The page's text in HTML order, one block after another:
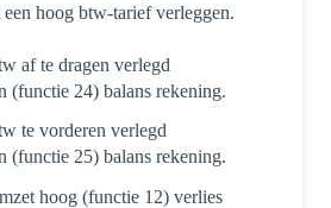
hoog btw-tarief verleggen.
af te dragen verlegd
(functie 24) balans rekening.
te vorderen verlegd
(functie 25) balans rekening.
hoog (functie 12) verlies